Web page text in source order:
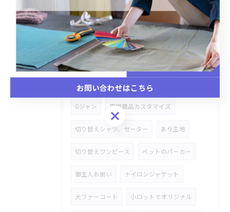
デニムセットアップ バックプリント
温泉着 リラックス CAP
バケットハット デニム素材 OEM生産
オリジナルOEM生産 犬、猫ベット
Gジャン 市場商品カスタマイズ
切り替えシャツ、セーター あり生地
切り替えワンピース ペットのパーカー
御主人お揃い ナイロンジャケット
犬ファーコート 小ロットでオリジナル
お問い合わせはこちら
お問い合わせはこちら